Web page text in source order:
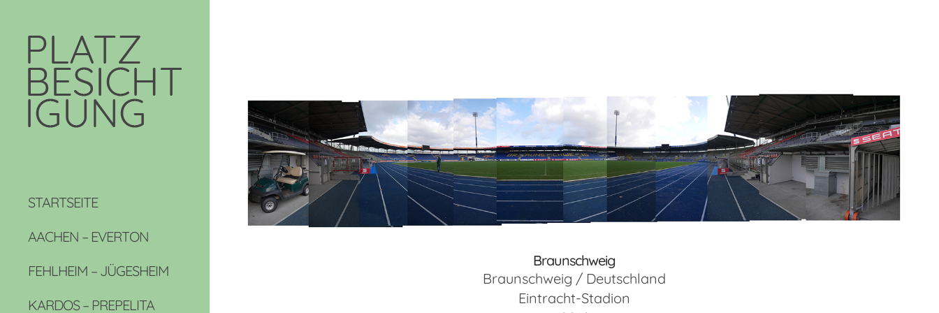
STARTSEITE
AACHEN – EVERTON
FEHLHEIM – JÜGESHEIM
KARDOS – PREPELITA
Braunschweig
Braunschweig / Deutschland
Eintracht-Stadion